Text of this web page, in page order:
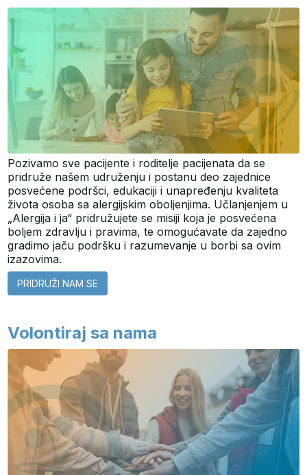
Pozivamo sve pacijente i roditelje pacijenata da se
pridruže našem udruženju i postanu deo zajednice
posvećene podršci, edukaciji i unapređenju kvaliteta
života osoba sa alergijskim oboljenjima. Učlanjenjem u
„Alergija i ja“ pridružujete se misiji koja je posvećena
boljem zdravlju i pravima, te omogućavate da zajedno
gradimo jaču podršku i razumevanje u borbi sa ovim
izazovima.
PRIDRUŽI NAM SE
Volontiraj sa nama